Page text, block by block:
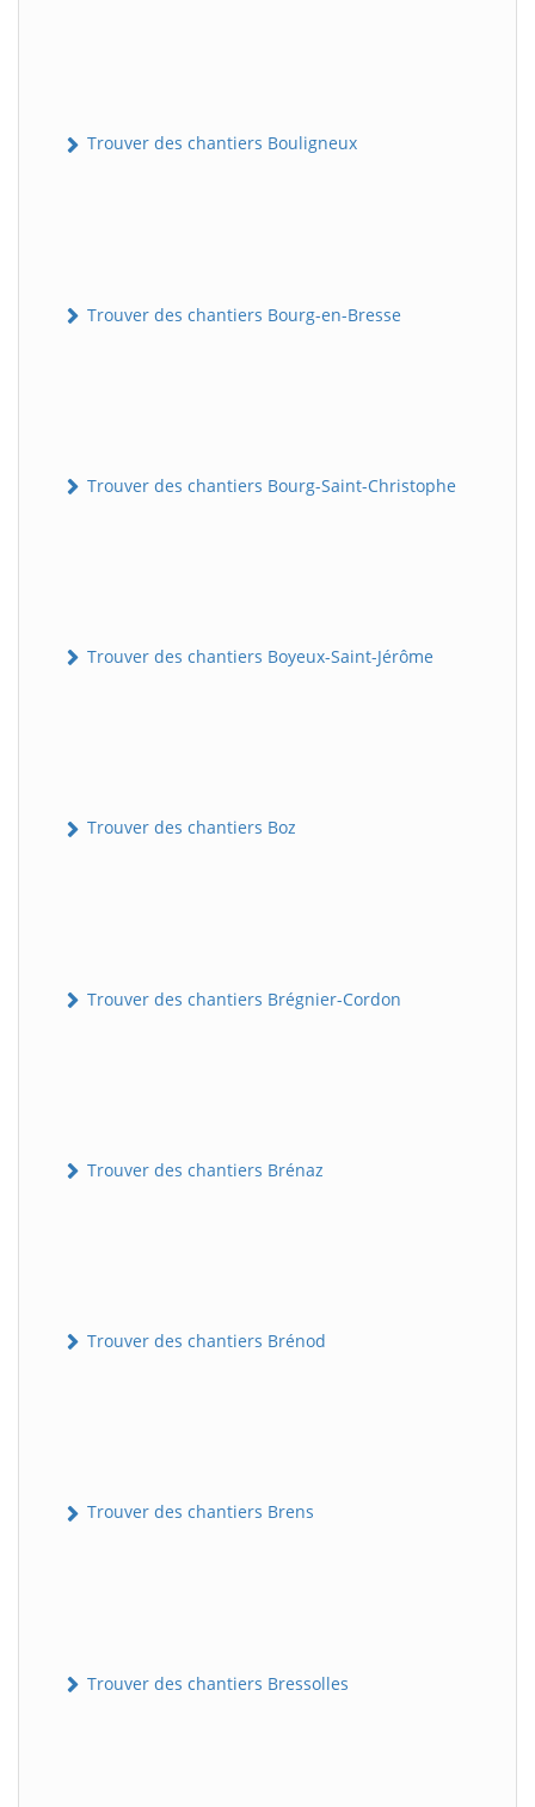
Trouver des chantiers Bouligneux
Trouver des chantiers Bourg-en-Bresse
Trouver des chantiers Bourg-Saint-Christophe
Trouver des chantiers Boyeux-Saint-Jérôme
Trouver des chantiers Boz
Trouver des chantiers Brégnier-Cordon
Trouver des chantiers Brénaz
Trouver des chantiers Brénod
Trouver des chantiers Brens
Trouver des chantiers Bressolles